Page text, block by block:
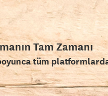
Tam Zamanı
tüm